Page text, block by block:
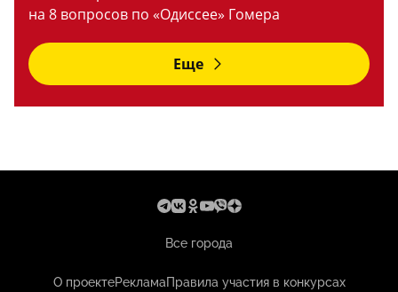
на 8 вопросов по «Одиссее» Гомера
Еще
Все города
О проектеРекламаПравила участия в конкурсах